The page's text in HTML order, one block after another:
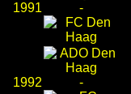
1991 -
1992 -